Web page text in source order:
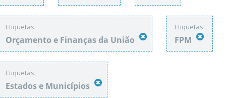
Etiquetas:
Orçamento e Finanças da União
Etiquetas:
FPM
Etiquetas:
Estados e Municípios